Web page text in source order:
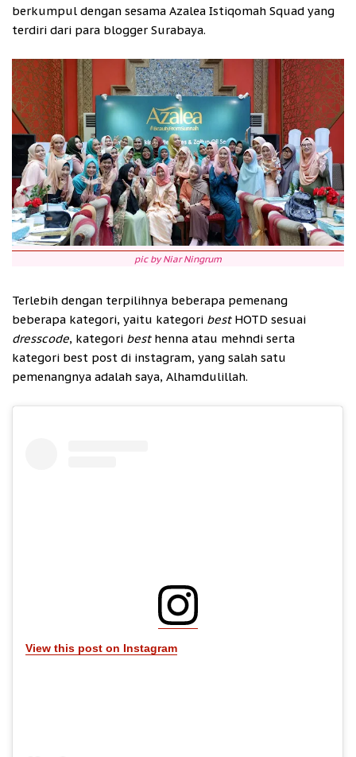
berkumpul dengan sesama Azalea Istiqomah Squad yang
terdiri dari para blogger Surabaya.
pic by Niar Ningrum
Terlebih dengan terpilihnya beberapa pemenang
beberapa kategori, yaitu kategori bestHOTD sesuai
dresscode, kategori best henna atau mehndi serta
kategori best post di instagram, yang salah satu
pemenangnya adalah saya, Alhamdulillah.
View this post on Instagram